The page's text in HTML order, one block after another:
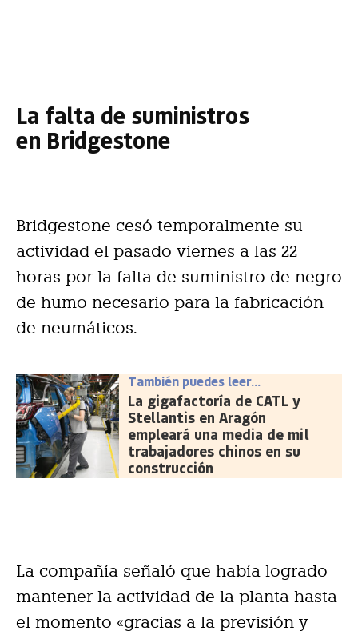
La falta de suministros
en Bridgestone
Bridgestone cesó temporalmente su
actividad el pasado viernes a las 22
horas por la falta de suministro de negro
de humo necesario para la fabricación
de neumáticos.
También puedes leer...
La gigafactoría de CATL y
Stellantis en Aragón
empleará una media de mil
trabajadores chinos en su
construcción
La compañía señaló que había logrado
mantener la actividad de la planta hasta
el momento «gracias a la previsión y